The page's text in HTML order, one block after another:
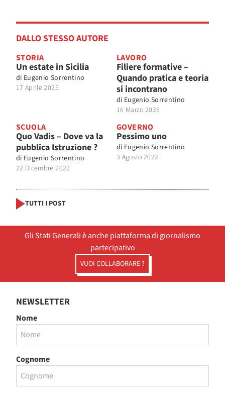
DALLO STESSO AUTORE
STORIA
Un estate in Sicilia
di Eugenio Sorrentino
17 Aprile 2025
LAVORO
Filiere formative –
Quando pratica e teoria
si incontrano
di Eugenio Sorrentino
16 Marzo 2025
SCUOLA
Quo Vadis – Dove va la
pubblica Istruzione ?
di Eugenio Sorrentino
22 Dicembre 2022
GOVERNO
Pessimo uno
di Eugenio Sorrentino
3 Agosto 2022
TUTTI I POST
Gli Stati Generali è anche piattaforma di giornalismo
partecipativo
VUOI COLLABORARE ?
NEWSLETTER
Nome
Cognome